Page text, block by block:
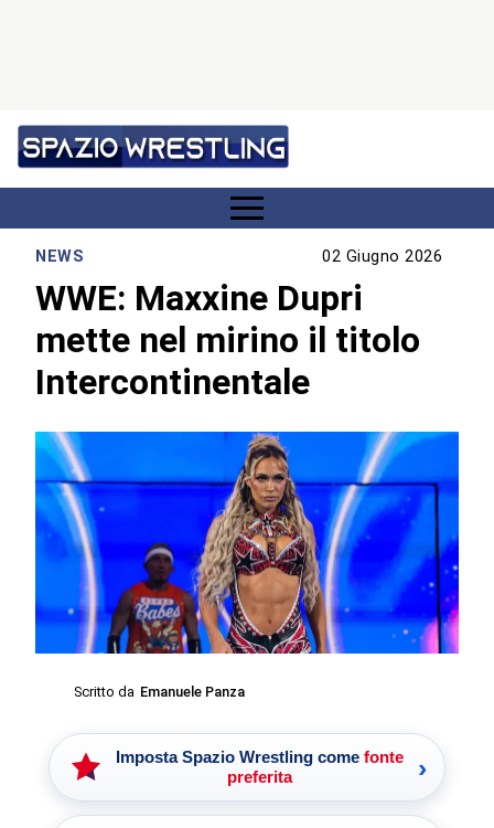
NEWS 02 Giugno 2026
WWE: Maxxine Dupri
mette nel mirino il titolo
Intercontinentale
Scritto da Emanuele Panza
Imposta Spazio Wrestling come fonte
preferita
›